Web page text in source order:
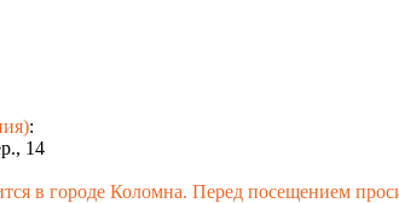
:
14
в городе Коломна. Перед посещением